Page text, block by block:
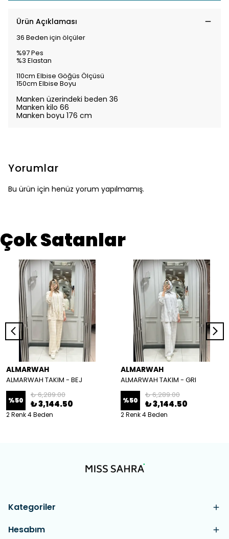
Ürün Açıklaması
36 Beden için ölçüler
%97 Pes
%3 Elastan
110cm Elbise Göğüs Ölçüsü
150cm Elbise Boyu
Manken üzerindeki beden 36
Manken kilo 66
Manken boyu 176 cm
Yorumlar
Bu ürün için henüz yorum yapılmamış.
Çok Satanlar
ALMARWAH
ALMARWAH TAKIM - BEJ
%50
₺ 6,289.00
₺ 3,144.50
2 Renk 4 Beden
ALMARWAH
ALMARWAH TAKIM - GRI
%50
₺ 6,289.00
₺ 3,144.50
2 Renk 4 Beden
Kategoriler
Hesabım